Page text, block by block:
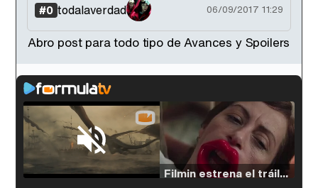
#0 todalaverdad 06/09/2017 11:29
Abro post para todo tipo de Avances y Spoilers
Unmute
Loaded:
Filmin estrena el tráiler de 'Millennial Mal', su nueva comedia universitaria de la mano de Lorena Iglesias